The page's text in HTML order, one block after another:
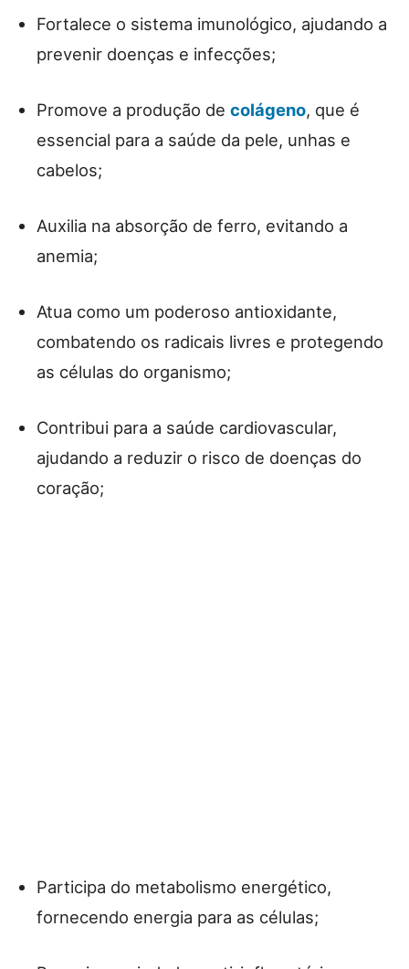
Fortalece o sistema imunológico, ajudando a
prevenir doenças e infecções;
Promove a produção de colágeno, que é
essencial para a saúde da pele, unhas e
cabelos;
Auxilia na absorção de ferro, evitando a
anemia;
Atua como um poderoso antioxidante,
combatendo os radicais livres e protegendo
as células do organismo;
Contribui para a saúde cardiovascular,
ajudando a reduzir o risco de doenças do
coração;
Participa do metabolismo energético,
fornecendo energia para as células;